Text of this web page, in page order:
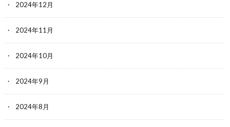
2024年12月
2024年11月
2024年10月
2024年9月
2024年8月